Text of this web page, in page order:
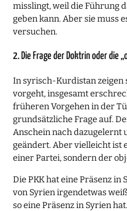
misslingt, weil die Führung
geben kann. Aber sie muss
versuchen.
2. Die Frage der Doktrin oder die
In syrisch-Kurdistan zeigen
vorgeht, insgesamt
früheren Vorgehen in der
grundsätzliche Frage auf.
Anschein nach
geändert. Aber vielleicht ist
einer Partei, sondern der
Die PKK hat eine Präsenz in
von Syrien irgendetwas
so eine Präsenz in Syrien